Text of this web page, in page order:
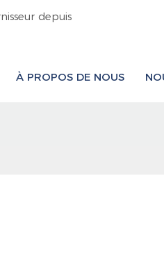
depuis
À PROPOS DE NOUS